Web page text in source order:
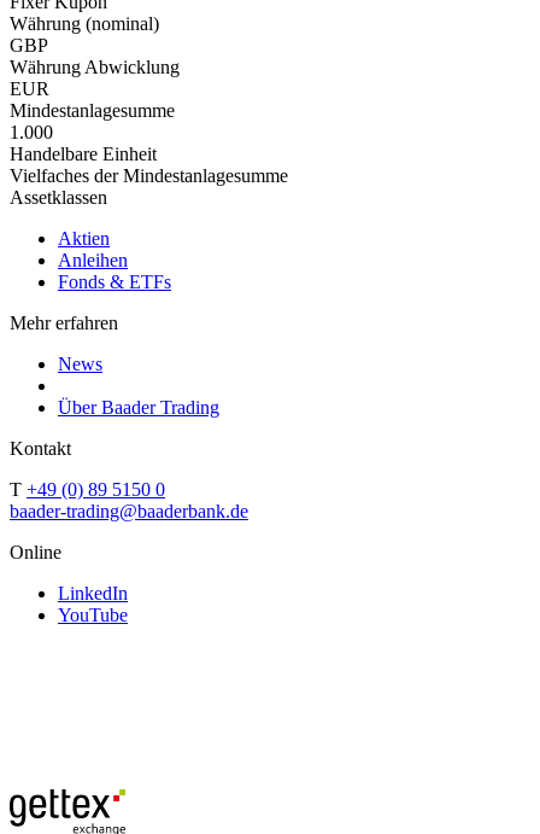
Währung (nominal)
GBP
Währung Abwicklung
EUR
Mindestanlagesumme
1.000
Handelbare Einheit
Vielfaches der Mindestanlagesumme
Assetklassen
Aktien
Anleihen
Fonds & ETFs
Mehr erfahren
News
Über Baader Trading
Kontakt
T +49 (0) 89 5150 0
baader-trading@baaderbank.de
Online
LinkedIn
YouTube